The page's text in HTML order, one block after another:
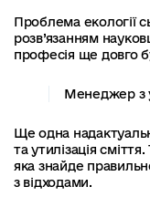
Проблема екології
розв’язанням
професія ще довго
Менеджер з
Ще одна
та утилізація
яка знайде
з відходами.